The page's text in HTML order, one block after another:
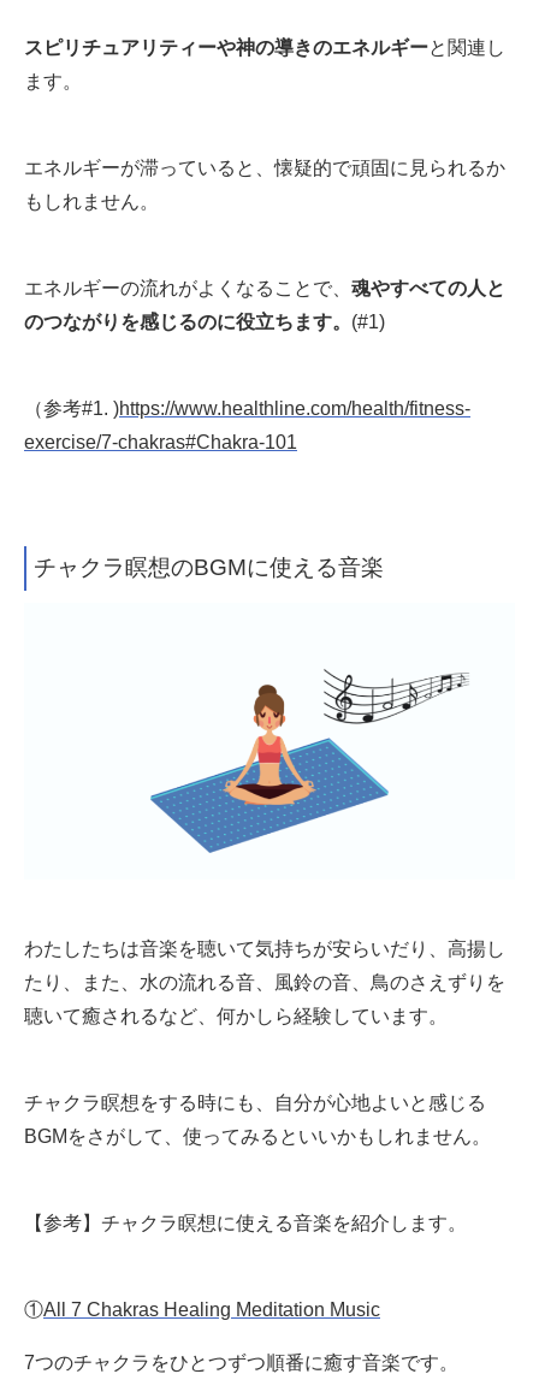
スピリチュアリティーや神の導きのエネルギーと関連し
ます。
エネルギーが滞っていると、懐疑的で頑固に見られるか
もしれません。
エネルギーの流れがよくなることで
魂やすべての人と
のつながりを感じるのに役立ちます。 (#1)
（参考#1. )https://www.healthline.com/health/fitness-
exercise/7-chakras#Chakra-101
チャクラ瞑想のBGMに使える音楽
わたしたちは音楽を聴いて気持ちが安らいだり、高揚し
たり、また、水の流れる音、風鈴の音、鳥のさえずりを
聴いて癒されるなど、何かしら経験しています。
チャクラ瞑想をする時にも、自分が心地よいと感じる
BGMをさがして、使ってみるといいかもしれません。
【参考】チャクラ瞑想に使える音楽を紹介します。
①All 7 Chakras Healing Meditation Music
7つのチャクラをひとつずつ順番に癒す音楽です。